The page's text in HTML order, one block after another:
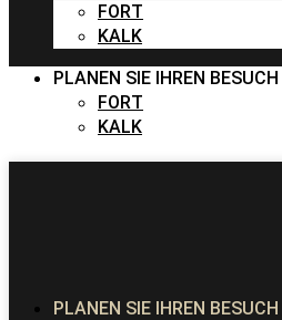
FORT
KALK
PLANEN SIE IHREN BESUCH
FORT
KALK
PLANEN SIE IHREN BESUCH